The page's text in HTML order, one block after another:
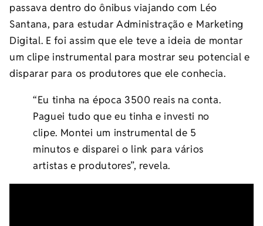
passava dentro do ônibus viajando com Léo
Santana, para estudar Administração e Marketing
Digital. E foi assim que ele teve a ideia de montar
um clipe instrumental para mostrar seu potencial e
disparar para os produtores que ele conhecia.
“Eu tinha na época 3500 reais na conta.
Paguei tudo que eu tinha e investi no
clipe. Montei um instrumental de 5
minutos e disparei o link para vários
artistas e produtores”, revela.